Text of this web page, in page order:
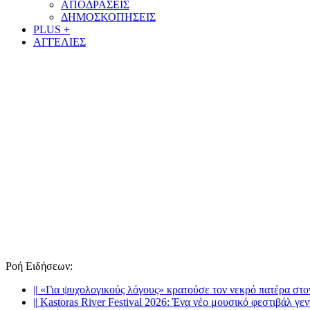
ΑΠΟΔΡΑΣΕΙΣ
ΔΗΜΟΣΚΟΠΗΣΕΙΣ
PLUS +
ΑΓΓΕΛΙΕΣ
Ροή Ειδήσεων:
|| «Για ψυχολογικούς λόγους» κρατούσε τον νεκρό πατέρα
|| Kastoras River Festival 2026: Ένα νέο μουσικό φεστιβάλ